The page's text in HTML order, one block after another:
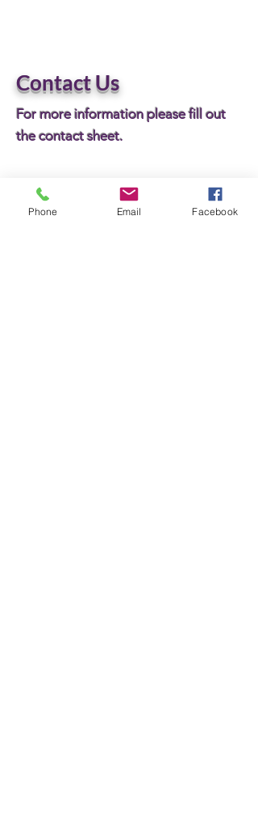
Contact Us
For more information please fill out
the contact sheet.
Name
Phone Email Facebook